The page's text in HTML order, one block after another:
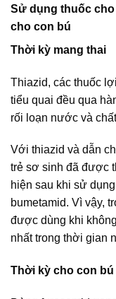
Sử dụng thuốc
cho con bú
Thời kỳ mang thai
Thiazid, các thuốc
tiểu quai đều qua
rối loạn nước và
Với thiazid và dẫn
trẻ sơ sinh đã được
hiện sau khi sử
bumetamid. Vì vậy,
được dùng khi
nhất trong thời gian
Thời kỳ cho con bú